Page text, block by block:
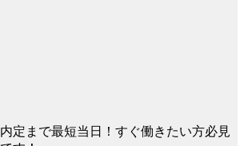
内定まで最短当日！すぐ働きたい方必見